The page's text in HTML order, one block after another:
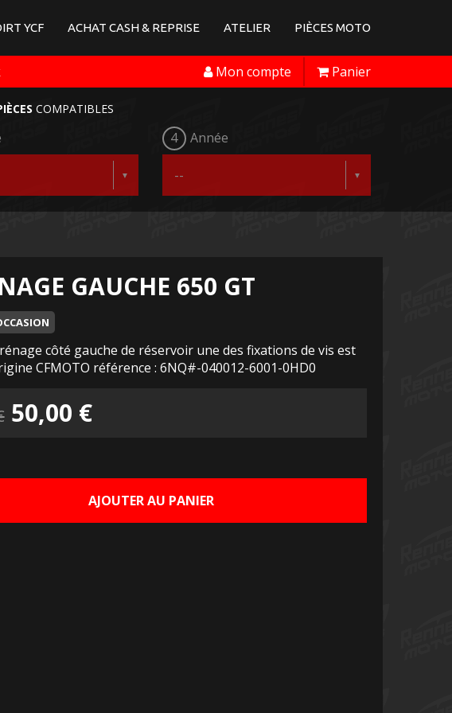
YCF ACHAT CASH & REPRISE ATELIER PIÈCES MOTO
Panier
Mon compte
COMPATIBLES
4 Année
GAUCHE 650 GT
côté gauche de réservoir une des fixations de vis est
CFMOTO référence : 6NQ#-040012-6001-0HD0
Le
initial
50,00 €Le
actuel
est :
AJOUTER AU PANIER